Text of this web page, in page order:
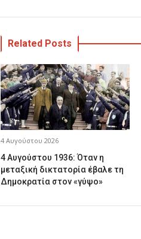
Related Posts
4 Αυγούστου 2026
4 Αυγούστου 1936: Όταν η
μεταξική δικτατορία έβαλε τη
Δημοκρατία στον «γύψο»